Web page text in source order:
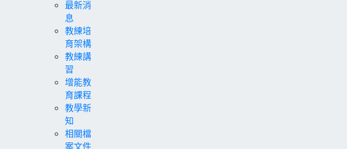
最新消
息
教練培
育架構
教練講
習
增能教
育課程
教學新
知
相關檔
案文件